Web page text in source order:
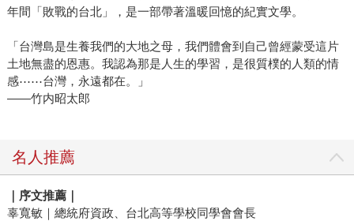
年間「敗戰的台北」，是一部帶著溫暖回憶的紀實文學。
「台灣島是生養我們的大地之母，我們體會到自己曾經蒙受這片
土地無盡的恩惠。我認為那是人生的學習，是很質樸的人類的情
感⋯⋯台灣，永遠都在。」
——竹内昭太郎
名人推薦
｜序文推薦｜
辜寬敏｜總統府資政、台北高等學校同學會會長